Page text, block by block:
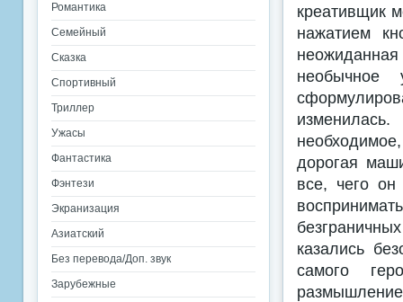
креативщик
нажатием
необычное
дорогая
все, чего
казались
самого
размышление
Романтика
Семейный
Сказка
Спортивный
Триллер
Ужасы
Фантастика
Фэнтези
Экранизация
Азиатский
Без перевода/Доп. звук
Зарубежные